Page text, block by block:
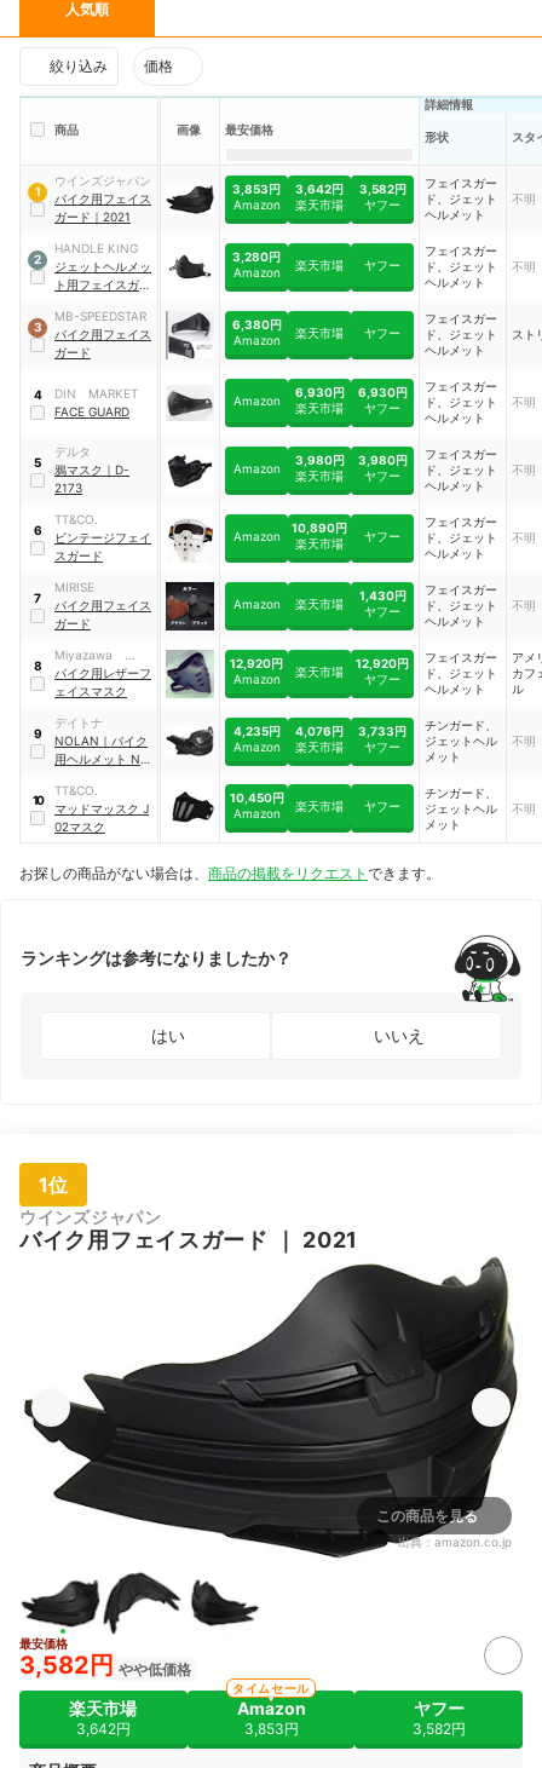
人気順
絞り込み 価格
商品 画像 最安価格
詳細情報
形状 スタ
1
ウインズジャパン
バイク用フェイス
ガード ｜ 2021
3,853円
Amazon
3,642円
楽天市場
3,582円
ヤフー
フェイスガー
ド、ジェット
ヘルメット
不明
2
HANDLE KING
ジェットヘルメッ
ト用フェイスガー
3,280円
Amazon
楽天市場 ヤフー
フェイスガー
ド、ジェット
ヘルメット
不明
3
MB-SPEEDSTAR
バイク用フェイス
ガード
6,380円
Amazon
楽天市場 ヤフー
フェイスガー
ド、ジェット
ヘルメット
スト
4
DIN MARKET
FACE GUARD
Amazon
6,930円
楽天市場
6,930円
ヤフー
フェイスガー
ド、ジェット
ヘルメット
不明
5
デルタ
鴉マスク ｜ D-
2173
Amazon
3,980円
楽天市場
3,980円
ヤフー
フェイスガー
ド、ジェット
ヘルメット
不明
6
TT&CO.
ビンテージフェイ
スガード
Amazon
10,890円
楽天市場
ヤフー
フェイスガー
ド、ジェット
ヘルメット
不明
7
MIRISE
バイク用フェイス
ガード
Amazon 楽天市場
1,430円
ヤフー
フェイスガー
ド、ジェット
ヘルメット
不明
8
Miyazawa
Gaphics
バイク用レザーフ
ェイスマスク
12,920円
Amazon
楽天市場
12,920円
ヤフー
フェイスガー
ド、ジェット
ヘルメット
アメ
カフ
ル
9
デイトナ
NOLAN ｜ バイク
用ヘルメット N44
92556
4,235円
Amazon
4,076円
楽天市場
3,733円
ヤフー
チンガード、
ジェットヘル
メット
不明
10
TT&CO.
マッドマッスク J
02マスク
10,450円
Amazon
楽天市場 ヤフー
チンガード、
ジェットヘル
メット
不明
お探しの商品がない場合は、 商品の掲載をリクエスト できます。
ランキングは参考になりましたか？
はい いいえ
1位
ウインズジャパン
バイク用フェイスガード ｜ 2021
この商品を見る
出典： amazon.co.jp
最安価格
3,582円 やや低価格
楽天市場
3,642円
Amazon
3,853円
タイムセール
ヤフー
3,582円